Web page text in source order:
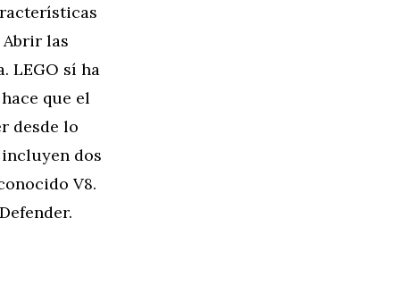
las
LEGO sí ha
que el
desde lo
dos
V8.